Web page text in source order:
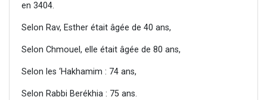
en 3404.
Selon Rav, Esther était âgée de 40 ans,
Selon Chmouel, elle était âgée de 80 ans,
Selon les ‘Hakhamim : 74 ans,
Selon Rabbi Berékhia : 75 ans.